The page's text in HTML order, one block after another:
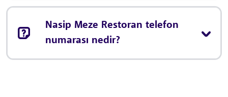
Nasip Meze Restoran telefon
numarası nedir?